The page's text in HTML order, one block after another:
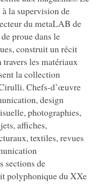
la supervision de
du metaLAB de
proue dans le
construit un récit
les matériaux
la collection
Chefs-d’œuvre
design
photographies,
affiches,
textiles, revues
sections de
polyphonique du XXe